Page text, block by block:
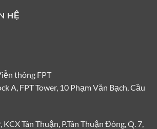
HỆ
thông FPT
A, FPT Tower, 10 Phạm Văn Bạch, Cầu
Tân Thuận, P.Tân Thuận Đông, Q. 7,